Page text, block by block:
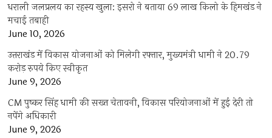
धराली जलप्रलय का रहस्य खुला: इसरो ने बताया 69 लाख किलो के हिमखंड ने
मचाई तबाही
June 10, 2026
उत्तराखंड में विकास योजनाओं को मिलेगी रफ्तार, मुख्यमंत्री धामी ने 20.79
करोड़ रुपये किए स्वीकृत
June 9, 2026
CM पुष्कर सिंह धामी की सख्त चेतावनी, विकास परियोजनाओं में हुई देरी तो
नपेंगे अधिकारी
June 9, 2026